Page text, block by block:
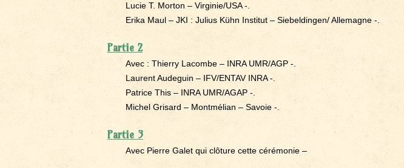
Lucie T. Morton – Virginie/USA -.
Erika Maul – JKI : Julius Kühn Institut – Siebeldingen/ Allemagne -.
Partie 2
Avec : Thierry Lacombe – INRA UMR/AGP -.
Laurent Audeguin – IFV/ENTAV INRA -.
Patrice This – INRA UMR/AGAP -.
Michel Grisard – Montmélian – Savoie -.
Partie 3
Avec Pierre Galet qui clôture cette cérémonie –